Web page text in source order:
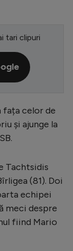
tari clipuri
fața celor de
și ajunge la
Tachtsidis
(81). Doi
echipei
meci despre
fiind Mario